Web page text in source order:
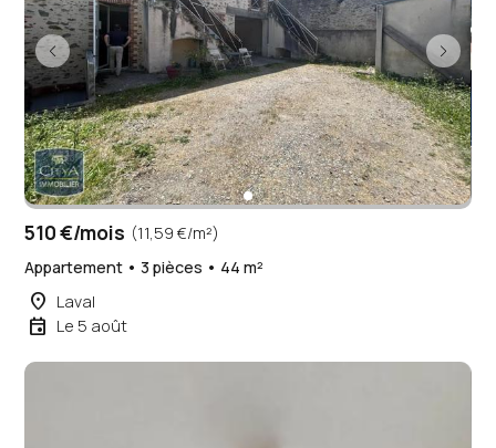
510 €/mois (11,59 €/m²)
Appartement • 3 pièces • 44 m²
place Laval
event Le 5 août